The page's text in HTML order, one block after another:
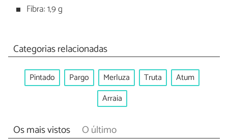
Fibra: 1,9 g
Categorias relacionadas
Pintado Pargo Merluza Truta
Atum
Arraia
Os mais vistos O último